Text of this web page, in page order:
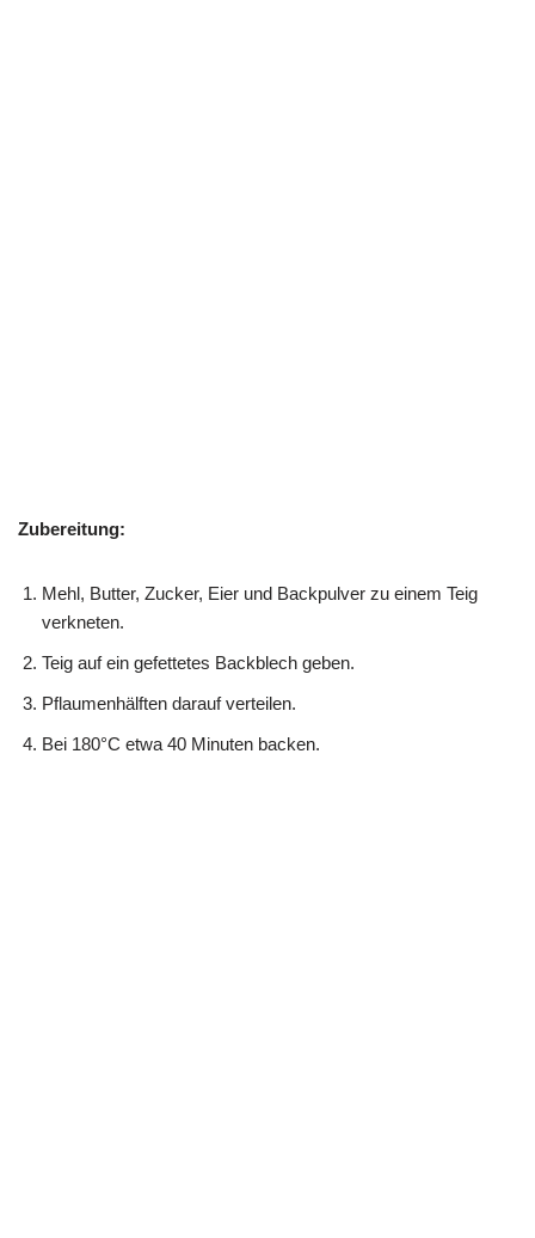
Zubereitung:
Mehl, Butter, Zucker, Eier und Backpulver zu einem Teig
verkneten.
Teig auf ein gefettetes Backblech geben.
Pflaumenhälften darauf verteilen.
Bei 180°C etwa 40 Minuten backen.